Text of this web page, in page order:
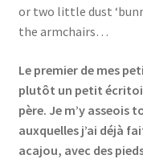
Events
Locations
My Bookings
Private
or two little dust
the armchairs…
Le premier de mes
plutôt un petit
père. Je m’y asseois
auxquelles j’ai déjà
acajou, avec des